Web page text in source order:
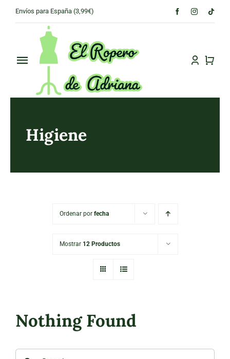
Envíos para España (3,99€)
Toggle
Navigation
PRINCIPAL
Higiene
Ordenar por fecha
Mostrar 12 Productos
Nothing Found